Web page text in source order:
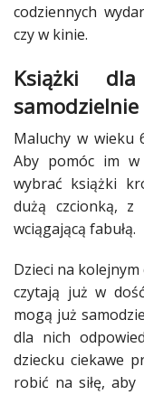
codziennych
czy w kinie.
Książki
samodzielnie
Maluchy w wieku
Aby pomóc im
wybrać książki
dużą czcionką, z
wciągającą fabułą.
Dzieci na
czytają już w
mogą już
dla nich
dziecku ciekawe
robić na siłę, aby